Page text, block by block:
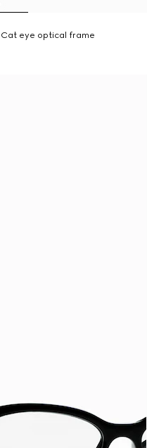
Cat eye optical frame